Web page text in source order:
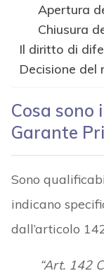
Apertura
Chiusura
Il diritto di
Decisione del
Cosa sono
Garante
Sono
indicano
dall’articolo
“Art. 142